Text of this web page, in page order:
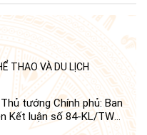
THAO VÀ DU LỊCH
tướng Chính phủ: Ban
Kết luận số 84-KL/TW
Chính trị tiếp tục thực